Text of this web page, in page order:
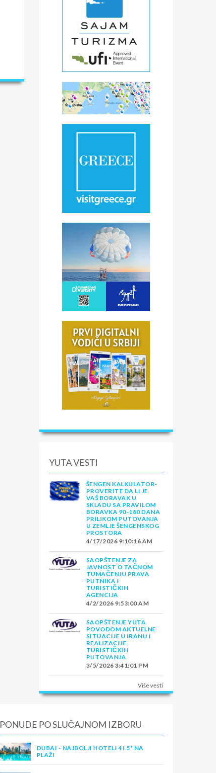
YUTA VESTI
ŠENGEN KALKULATOR-
PROVERITE DA LI JE
VAŠ BORAVAK U
SKLADU SA PRAVILOM
BORAVKA 90-180 DANA
PRILIKOM PUTOVANJA
U ZEMLJE ŠENGENSKOG
PROSTORA
4/17/2026 9:10:16 AM
SAOPŠTENJE ZA
JAVNOST O TAČNOM
TUMAČENJU PRAVA
PUTNIKA I
TURISTIČKIH
AGENCIJA
4/2/2026 9:53:00 AM
SAOPŠTENJE YUTA
POVODOM AKTUELNE
SITUACIJE U IRANU I
REALIZACIJE
TURISTIČKIH
PUTOVANJA
3/5/2026 3:41:01 PM
Više vesti
PONUDE PO SLUČAJNOM IZBORU
DUBAI - NAJBOLJI HOTELI 4 I 5* NA
PLAŽI